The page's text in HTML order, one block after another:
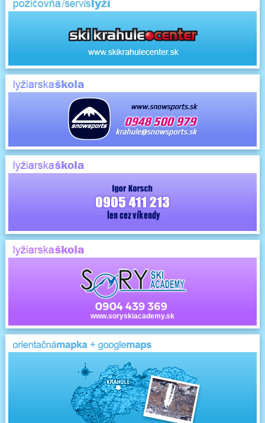
www.soryskiacademy.sk